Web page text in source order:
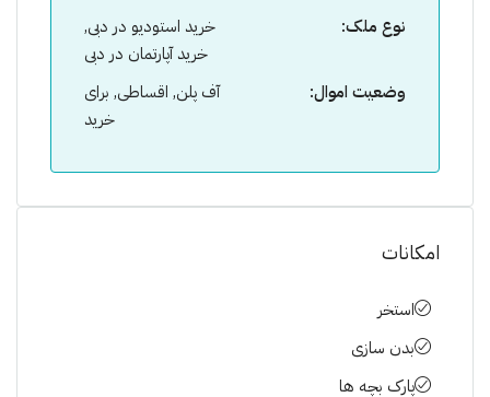
نوع ملک:
خرید استودیو در دبی,
خرید آپارتمان در دبی
وضعیت اموال:
آف پلن, اقساطی, برای
خرید
امکانات
استخر
بدن سازی
پارک بچه ها